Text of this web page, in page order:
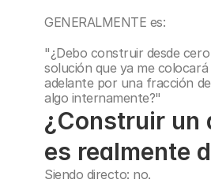
GENERALMENTE es:
"¿Debo construir desde
solución que ya me
adelante por una fracción
algo internamente?"
¿Construir un
es realmente
Siendo directo: no.